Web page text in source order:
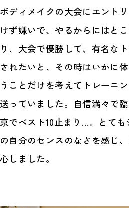
ボディメイクの大会にエント
けず嫌いで、やるからにはと
り、大会で優勝して、有名な
されたいと、その時はいかに
うことだけを考えてトレーニ
送っていました。自信満々で
京でベスト10止まり…。とて
の自分のセンスのなさを感じ
心しました。